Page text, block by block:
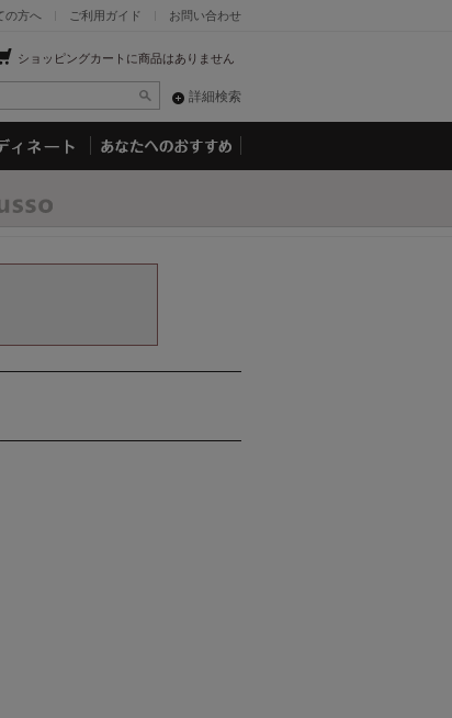
お問い合わせ
ご利用ガイド
の方へ
ショッピングカートに商品はありません
詳細検索